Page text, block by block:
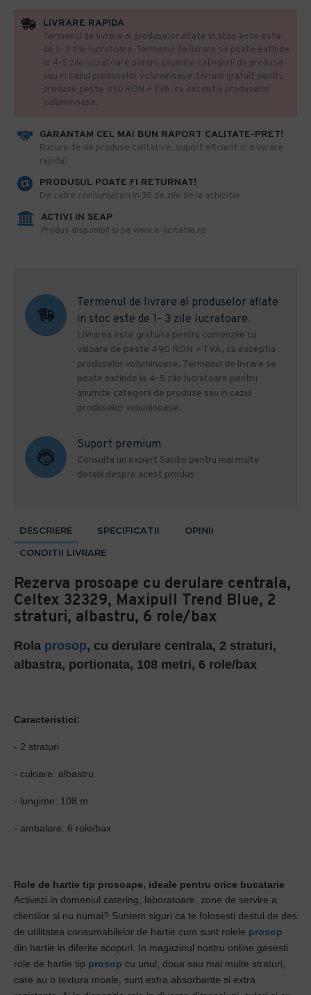
GARANTAM CEL MAI BUN RAPORT CALITATE-PRET!
​Bucura-te de produse calitative, suport eficient si o livrare
rapida!
PRODUSUL POATE FI RETURNAT!
De catre consumatori in 30 de zile de la achizitie
ACTIVI IN SEAP
Produs disponibil si pe www.e-licitatie.ro
LIVRARE RAPIDA
Termenul de livrare al produselor aflate in stoc este este
de 1- 3 zile lucratoare. Termenul de livrare se poate extinde
la 4-5 zile lucratoare pentru anumite categorii de produse
sau in cazul produselor voluminoase. Livram gratuit pentru
produse peste 490 RON + TVA, cu exceptia produselor
voluminoase.
Termenul de livrare al produselor aflate
in stoc este de 1- 3 zile lucratoare.
Livrarea este gratuita pentru comenzile cu
valoare de peste 490 RON + TVA, cu exceptia
produselor voluminoase. Termenul de livrare se
poate extinde la 4-5 zile lucratoare pentru
anumite categorii de produse sau in cazul
produselor voluminoase.
Suport premium
Consulta un expert Sanito pentru mai multe
detalii despre acest produs
DESCRIERE SPECIFICATII
OPINII
CONDITII LIVRARE
Rezerva prosoape cu derulare centrala,
Celtex 32329, Maxipull Trend Blue, 2
straturi, albastru, 6 role/bax
Rola prosop, cu derulare centrala, 2 straturi,
albastra, portionata, 108 metri, 6 role/bax
Caracteristici:
- 2 straturi
- culoare: albastru
- lungime: 108 m
- ambalare: 6 role/bax
Role de hartie tip prosoape, ideale pentru orice bucatarie
Activezi in domeniul catering, laboratoare, zone de servire a
clientilor si nu numai? Suntem siguri ca te folosesti destul de des
de utilitatea consumabilelor de hartie cum sunt rolele prosop
din hartie in diferite scopuri. In magazinul nostru online gasesti
role de hartie tip prosop cu unul, doua sau mai multe straturi,
care au o textura moale, sunt extra absorbante si extra